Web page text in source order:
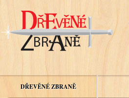
DŘEVĚNÉ ZBRANĚ